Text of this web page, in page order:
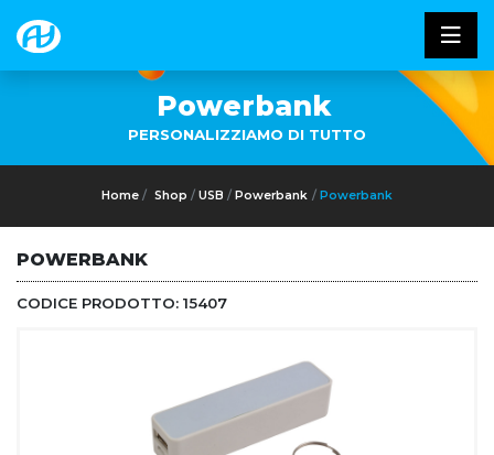
Powerbank
PERSONALIZZIAMO DI TUTTO
Home Shop USB Powerbank Powerbank
POWERBANK
CODICE PRODOTTO: 15407